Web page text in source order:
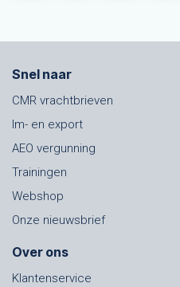
Snel naar
CMR vrachtbrieven
Im- en export
AEO vergunning
Trainingen
Webshop
Onze nieuwsbrief
Over ons
Klantenservice